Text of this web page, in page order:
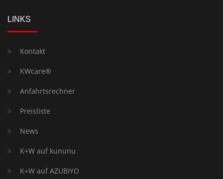
LINKS
Kontakt
KWcare®
Anfahrtsrechner
Preisliste
News
K+W auf kununu
K+W auf AZUBIYO